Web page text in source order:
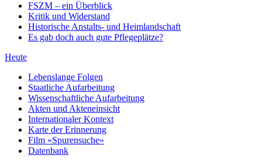
FSZM – ein Überblick
Kritik und Widerstand
Historische Anstalts- und Heimlandschaft
Es gab doch auch gute Pflegeplätze?
Heute
Lebenslange Folgen
Staatliche Aufarbeitung
Wissenschaftliche Aufarbeitung
Akten und Akteneinsicht
Internationaler Kontext
Karte der Erinnerung
Film «Spurensuche»
Datenbank